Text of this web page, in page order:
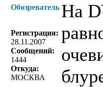
Обозреватель
Регистрация:
28.11.2007
Сообщений:
1444
Откуда:
МОСКВА
На